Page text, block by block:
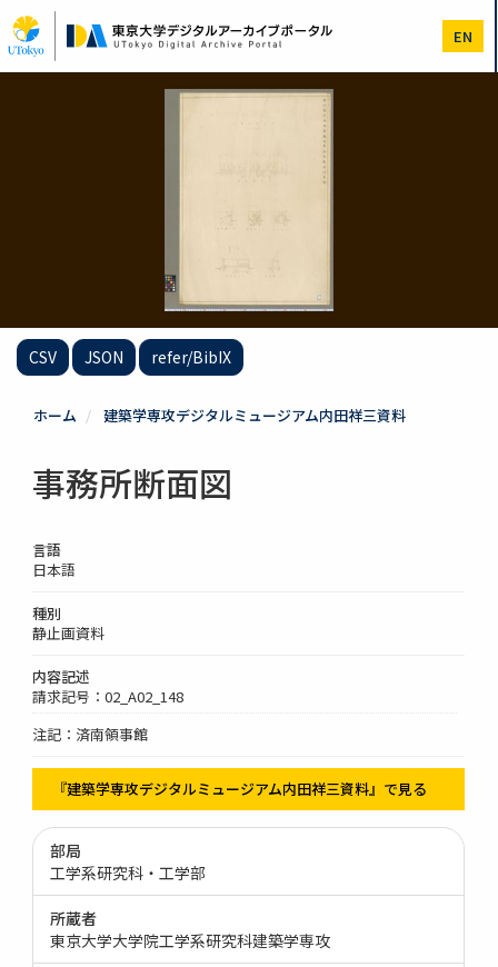
イ
ン
コ
EN
CSV JSON refer/BibIX
ホーム 建築学専攻デジタルミュージアム内田祥三資料
事務所断面図
言語
日本語
種別
静止画資料
内容記述
請求記号：02_A02_148
注記：済南領事館
『建築学専攻デジタルミュージアム内田祥三資料』で見る
部局
工学系研究科・工学部
所蔵者
東京大学大学院工学系研究科建築学専攻